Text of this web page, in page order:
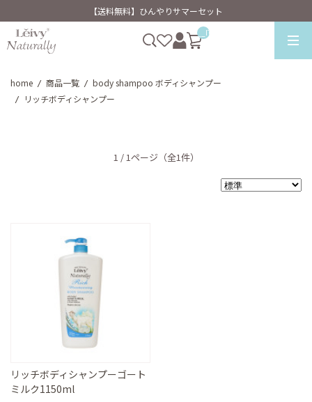
【送料無料】ひんやりサマーセット
__ITM_CNT__
home / 商品一覧 / body shampoo ボディシャンプー
/ リッチボディシャンプー
1 / 1ページ （全1件）
リッチボディシャンプーゴート
ミルク1150ml